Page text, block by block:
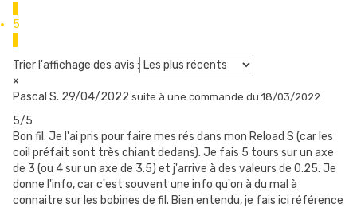
Résistivité : 6,70 ohm/m, soit 0,67 ohm/dm
CONTENU DU COFFRET
5
Trier l'affichage des avis :
×
Pascal S. 29/04/2022 suite à une commande du 18/03/2022
5/5
Bon fil. Je l'ai pris pour faire mes rés dans mon Reload S (car les
coil préfait sont très chiant dedans). Je fais 5 tours sur un axe
de 3 (ou 4 sur un axe de 3.5) et j'arrive à des valeurs de 0.25. Je
donne l'info, car c'est souvent une info qu'on à du mal à
connaitre sur les bobines de fil. Bien entendu, je fais ici référence